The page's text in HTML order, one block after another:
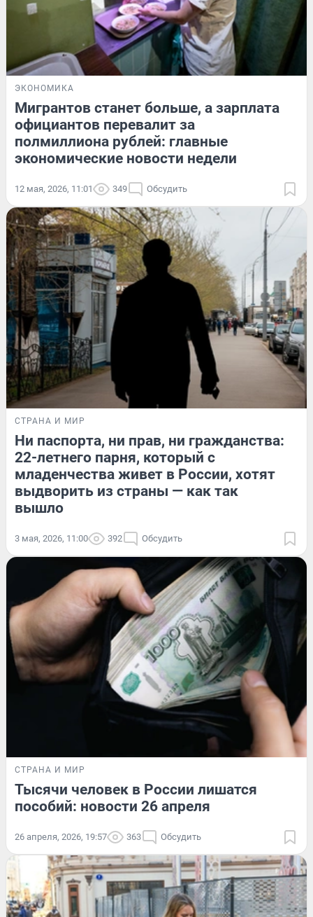
ЭКОНОМИКА
Мигрантов станет больше, а зарплата
официантов перевалит за
полмиллиона рублей: главные
экономические новости недели
12 мая, 2026, 11:01 349 Обсудить
СТРАНА И МИР
Ни паспорта, ни прав, ни гражданства:
22-летнего парня, который с
младенчества живет в России, хотят
выдворить из страны — как так
вышло
3 мая, 2026, 11:00 392 Обсудить
СТРАНА И МИР
Тысячи человек в России лишатся
пособий: новости 26 апреля
26 апреля, 2026, 19:57 363 Обсудить